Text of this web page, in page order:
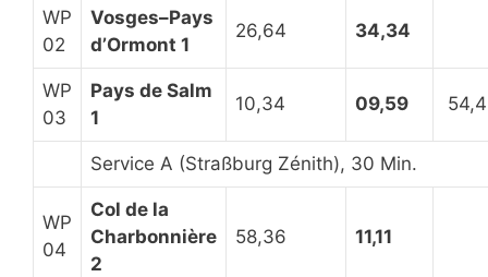
WP
02
Vosges–Pays
d’Ormont 1
26,64 34,34
WP
03
Pays de Salm
1
10,34 09,59
Service A (Straßburg Zénith), 30 Min.
WP
04
Col de la
Charbonnière
2
58,36 11,11